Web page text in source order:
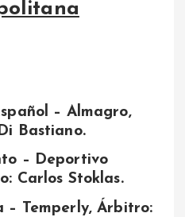
– Almagro,
Bastiano.
– Deportivo
Carlos Stoklas.
– Temperly, Árbitro: